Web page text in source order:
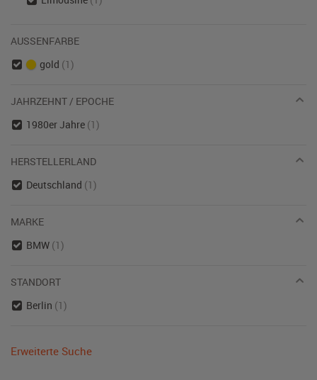
AUSSENFARBE
gold (1)
JAHRZEHNT / EPOCHE
1980er Jahre (1)
HERSTELLERLAND
Deutschland (1)
MARKE
BMW (1)
STANDORT
Berlin (1)
Erweiterte Suche